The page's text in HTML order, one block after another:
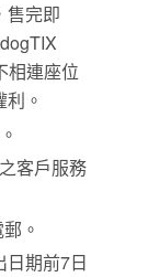
售完即
相連座位
。
客戶服務
。
日期前7日